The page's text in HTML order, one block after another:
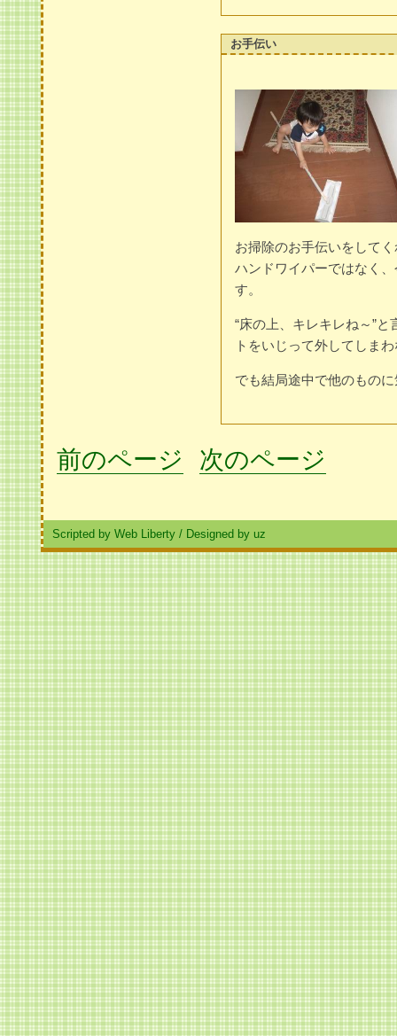
お手伝い
お掃除のお手伝いをして
ハンドワイパーではなく
す。
“床の上、キレキレね～”
トをいじって外してしま
でも結局途中で他のもの
前のページ 次のページ
Scripted by Web Liberty / Designed by uz